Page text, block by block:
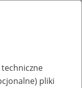
pliki